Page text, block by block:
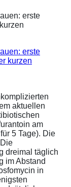
erste
kurzen
aktuellen
am
5 Tage). Die
dreimal täglich
im Abstand
in